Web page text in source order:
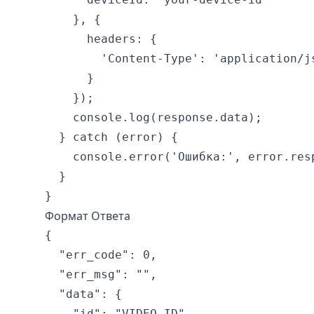
    }, {
      headers: {
'Content-Type': 'application/
      }
    });
    console.log(response.data);
  } catch (error) {
console.error('Ошибка:',
  }
Формат Ответа
{
  "err_code": 0,
  "err_msg": "",
  "data": {